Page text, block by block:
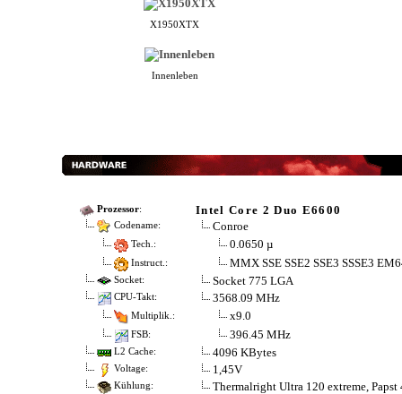
X1950XTX
Innenleben
Prozessor: Intel Core 2 Duo E6600
Codename: Conroe
Tech.: 0.0650 µ
Instruct.: MMX SSE SSE2 SSE3 SSSE3
Socket: Socket 775 LGA
CPU-Takt: 3568.09 MHz
Multiplik.: x9.0
FSB: 396.45 MHz
L2 Cache: 4096 KBytes
Voltage: 1,45V
Kühlung: Thermalright Ultra 120 extreme, Papst